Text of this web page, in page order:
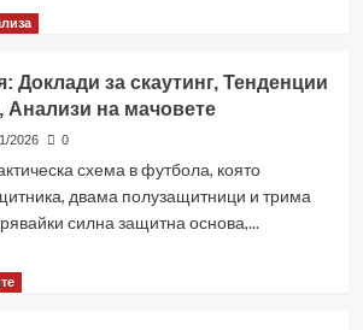
Доклади за скаутинг, Тенденции
Анализи на мачовете
2026 0
схема в футбола, която
двама полузащитници и трима
силна защитна основа,...